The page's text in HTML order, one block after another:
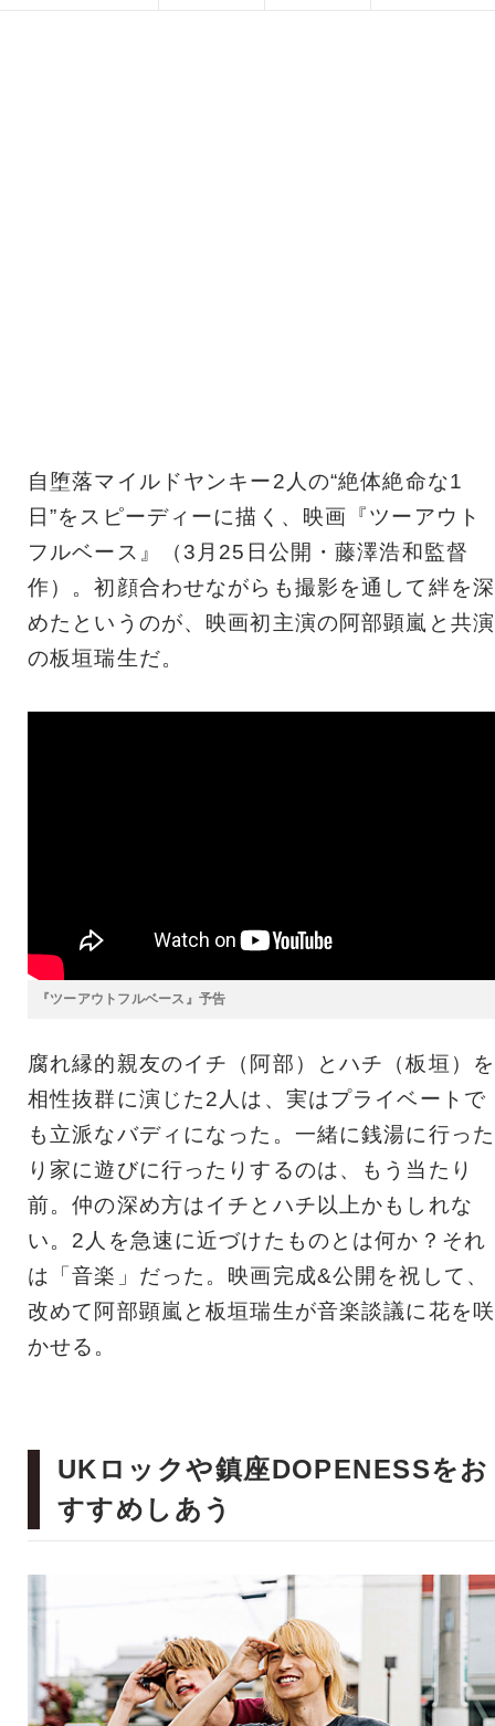
自堕落マイルドヤンキー2人の“絶体絶命な1
日”をスピーディーに描く、映画『ツーアウト
フルベース』（3月25日公開・藤澤浩和監督
作）。初顔合わせながらも撮影を通して絆を深
めたというのが、映画初主演の阿部顕嵐と共演
の板垣瑞生だ。
『ツーアウトフルベース』予告
腐れ縁的親友のイチ（阿部）とハチ（板垣）を
相性抜群に演じた2人は、実はプライベートで
も立派なバディになった。一緒に銭湯に行った
り家に遊びに行ったりするのは、もう当たり
前。仲の深め方はイチとハチ以上かもしれな
い。2人を急速に近づけたものとは何か？それ
は「音楽」だった。映画完成&公開を祝して、
改めて阿部顕嵐と板垣瑞生が音楽談議に花を咲
かせる。
UKロックや鎮座DOPENESSをお
すすめしあう